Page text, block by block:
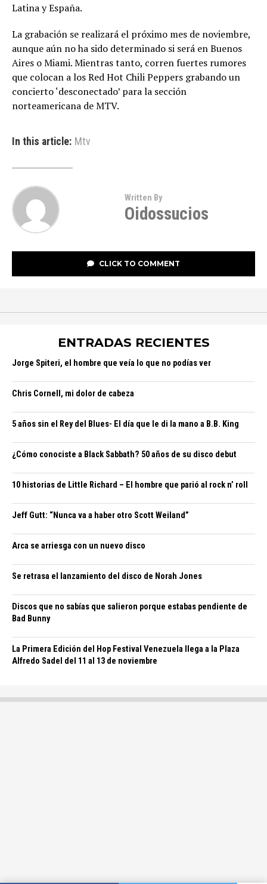
Latina y España.
La grabación se realizará el próximo mes de noviembre,
aunque aún no ha sido determinado si será en Buenos
Aires o Miami. Mientras tanto, corren fuertes rumores
que colocan a los Red Hot Chili Peppers grabando un
concierto ‘desconectado’ para la sección
norteamericana de MTV.
In this article: Mtv
Written By
Oidossucios
CLICK TO COMMENT
ENTRADAS RECIENTES
Jorge Spiteri, el hombre que veía lo que no podías ver
Chris Cornell, mi dolor de cabeza
5 años sin el Rey del Blues- El día que le di la mano a B.B. King
¿Cómo conociste a Black Sabbath? 50 años de su disco debut
10 historias de Little Richard – El hombre que parió al rock n’ roll
Jeff Gutt: “Nunca va a haber otro Scott Weiland”
Arca se arriesga con un nuevo disco
Se retrasa el lanzamiento del disco de Norah Jones
Discos que no sabías que salieron porque estabas pendiente de
Bad Bunny
La Primera Edición del Hop Festival Venezuela llega a la Plaza
Alfredo Sadel del 11 al 13 de noviembre